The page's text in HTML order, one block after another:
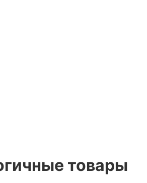
товары